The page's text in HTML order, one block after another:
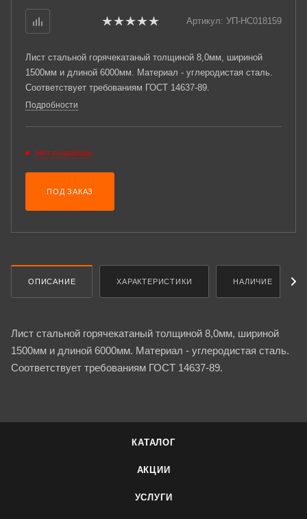
Артикул: УП-НС018159
Лист стальной горячекатаный толщиной 8,0мм, шириной
1500мм и длиной 6000мм. Материал - углеродистая сталь.
Соответствует требованиям ГОСТ 14637-89.
Подробности
Нет в наличии
ПОД ЗАКАЗ
ОПИСАНИЕ ХАРАКТЕРИСТИКИ НАЛИЧИЕ
Лист стальной горячекатаный толщиной 8,0мм, шириной
1500мм и длиной 6000мм. Материал - углеродистая сталь.
Соответствует требованиям ГОСТ 14637-89.
КАТАЛОГ
АКЦИИ
УСЛУГИ